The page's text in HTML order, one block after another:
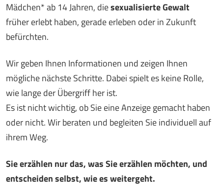
Mädchen* ab 14 Jahren, diesexualisierte Gewalt
früher erlebt haben, gerade erleben oder in Zukunft
befürchten.
Wir geben Ihnen Informationen und zeigen Ihnen
mögliche nächste Schritte. Dabei spielt es keine Rolle,
wie lange der Übergriff her ist.
Es ist nicht wichtig, ob Sie eine Anzeige gemacht haben
oder nicht. Wir beraten und begleiten Sie individuell auf
ihrem Weg.
Sie erzählen nur das, was Sie erzählen möchten, und
entscheiden selbst, wie es weitergeht.